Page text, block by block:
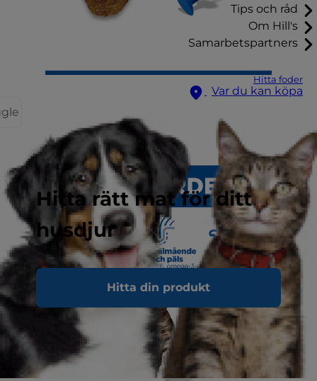
Tips och råd
Om Hill's
Samarbetspartners
Hitta foder
Var du kan köpa
Hitta rätt mat för ditt
husdjur
Hitta din produkt